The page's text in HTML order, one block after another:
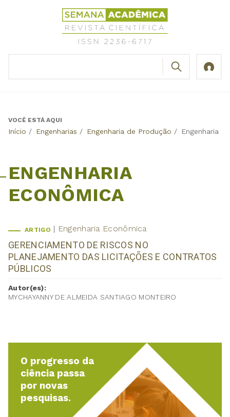
Revista
Científica
Semana
Back
VOCÊ ESTÁ AQUI
Início / Engenharias / Engenharia de Produção / Engenharia
ENGENHARIA
ECONÔMICA
ARTIGO Engenharia Econômica
GERENCIAMENTO DE RISCOS NO
PLANEJAMENTO DAS LICITAÇÕES E CONTRATOS
PÚBLICOS
Autor(es):
MYCHAYANNY DE ALMEIDA SANTIAGO MONTEIRO
O progresso da
ciência passa
por novas
pesquisas.